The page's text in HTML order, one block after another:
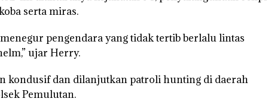
serta miras.
menegur pengendara yang tidak tertib berlalu lintas
ujar Herry.
kondusif dan dilanjutkan patroli hunting di daerah
Pemulutan.